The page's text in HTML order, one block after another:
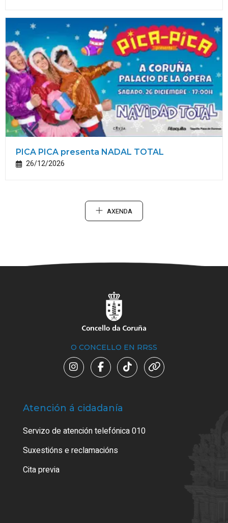
PICA PICA presenta NADAL TOTAL
26/12/2026
AXENDA
O CONCELLO EN RRSS
Atención á cidadanía
Servizo de atención telefónica 010
Suxestións e reclamacións
Cita previa